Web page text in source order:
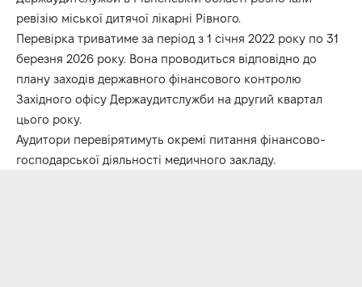
ревізію міської дитячої лікарні Рівного.
Перевірка триватиме за період з 1 січня 2022 року по 31
березня 2026 року. Вона проводиться відповідно до
плану заходів державного фінансового контролю
Західного офісу Держаудитслужби на другий квартал
цього року.
Аудитори перевірятимуть окремі питання фінансово-
господарської діяльності медичного закладу.